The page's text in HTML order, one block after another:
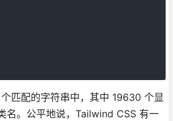
匹配的字符串中，其中 19630 个显
名。公平地说，Tailwind CSS 有一